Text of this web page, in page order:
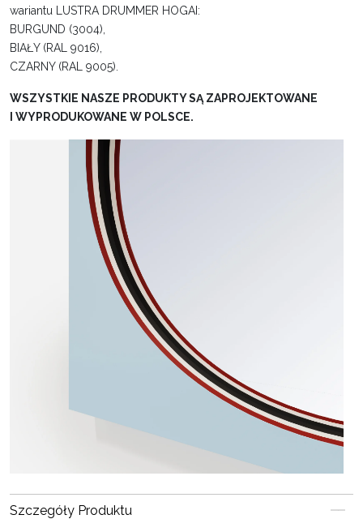
wariantu LUSTRA DRUMMER HOGAI:
BURGUND (3004),
BIAŁY (RAL 9016),
CZARNY (RAL 9005).
WSZYSTKIE NASZE PRODUKTY SĄ ZAPROJEKTOWANE
I WYPRODUKOWANE W POLSCE.
Szczegóły Produktu